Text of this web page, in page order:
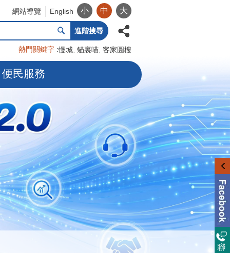
網站導覽 English 小 中 大
進階搜尋
熱門關鍵字 慢城 貓裏喵 客家圓樓
便民服務
聯